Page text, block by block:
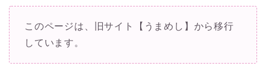
このページは、旧サイト【うまめし】から移行
しています。